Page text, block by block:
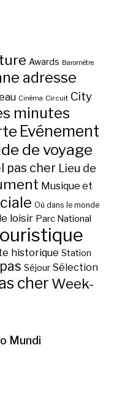
Awards Baromètre
adresse
Cinéma Circuit City
minutes
Evénement
de voyage
pas cher Lieu de
Musique et
Où dans le monde
loisir Parc National
historique Station
Séjour Sélection
cher Week-
Mundi